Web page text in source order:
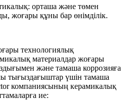
орташа және төмен
жоғары құны бар өнімділік.
технологиялық
материалдар жоғары
және тамаша коррозияға
тығыздағыштар үшін тамаша
компаниясының керамикалық
ие: